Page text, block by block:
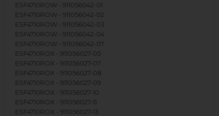
ESF4710ROW - 911056042-01
ESF4710ROW - 911056042-02
ESF4710ROW - 911056042-03
ESF4710ROW - 911056042-04
ESF4710ROW - 911056042-07
ESF4710ROX - 911056027-05
ESF4710ROX - 911056027-07
ESF4710ROX - 911056027-08
ESF4710ROX - 911056027-09
ESF4710ROX - 911056027-10
ESF4710ROX - 911056027-11
ESF4710ROX - 911056027-13